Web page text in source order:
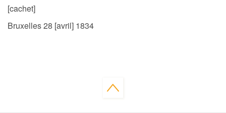
[cachet]
Bruxelles 28 [avril] 1834